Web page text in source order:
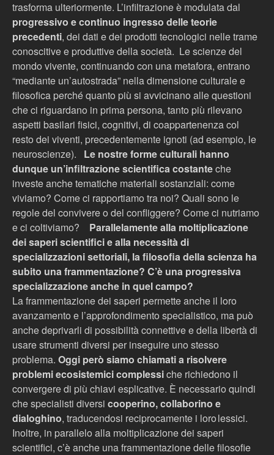
trasforma ulteriormente. L’infiltrazione è modulata dal
progressivo e continuo ingresso delle teorie
precedenti, dei dati e dei prodotti tecnologici nelle trame
conoscitive e produttive della società. Le scienze del
mondo vivente, continuando con una metafora, entrano
“mediante un’autostrada” nella dimensione culturale e
filosofica perché quanto più si avvicinano alle questioni
che ci riguardano in prima persona, tanto più rilevano
aspetti basilari fisici, cognitivi, di coappartenenza col
resto dei viventi, precedentemente ignoti (ad esempio, le
neuroscienze).
Le nostre forme culturali hanno
dunque un’infiltrazione scientifica costanteche
investe anche tematiche materiali sostanziali: come
viviamo? Come ci rapportiamo tra noi? Quali sono le
regole del convivere o del confliggere? Come ci nutriamo
e ci coltiviamo?
Parallelamente alla moltiplicazione
dei saperi scientifici e alla necessità di
specializzazioni settoriali, la filosofia della scienza ha
subito una frammentazione? C’è una progressiva
specializzazione anche in quel campo?
La frammentazione dei saperi permette anche il loro
avanzamento e l’approfondimento specialistico, ma può
anche deprivarli di possibilità connettive e della libertà di
usare strumenti diversi per inseguire uno stesso
problema. Oggi però siamo chiamati a risolvere
problemi ecosistemici complessiche richiedono il
convergere di più chiavi esplicative. È necessario quindi
che specialisti diversi cooperino, collaborino e
dialoghino, traducendosi reciprocamente i loro lessici.
Inoltre, in parallelo alla moltiplicazione dei saperi
scientifici, c’è anche una frammentazione delle filosofie